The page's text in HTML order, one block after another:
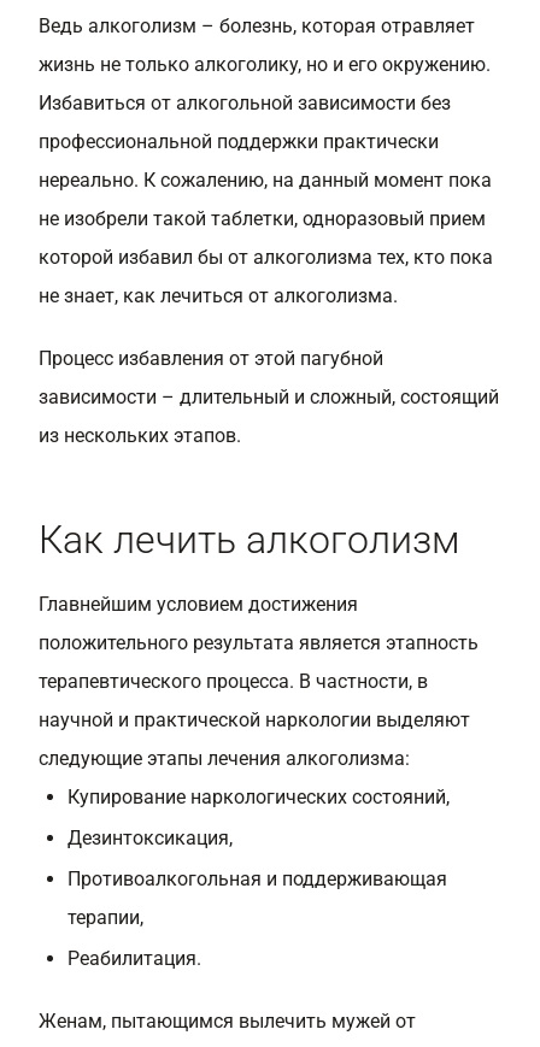
Ведь алкоголизм – болезнь, которая отравляет
жизнь не только алкоголику, но и его окружению.
Избавиться от алкогольной зависимости без
профессиональной поддержки практически
нереально. К сожалению, на данный момент пока
не изобрели такой таблетки, одноразовый прием
которой избавил бы от алкоголизма тех, кто пока
не знает, как лечиться от алкоголизма.
Процесс избавления от этой пагубной
зависимости – длительный и сложный, состоящий
из нескольких этапов.
Как лечить алкоголизм
Главнейшим условием достижения
положительного результата является этапность
терапевтического процесса. В частности, в
научной и практической наркологии выделяют
следующие этапы лечения алкоголизма:
Купирование наркологических состояний,
Дезинтоксикация,
Противоалкогольная и поддерживающая
терапии,
Реабилитация.
Женам, пытающимся вылечить мужей от